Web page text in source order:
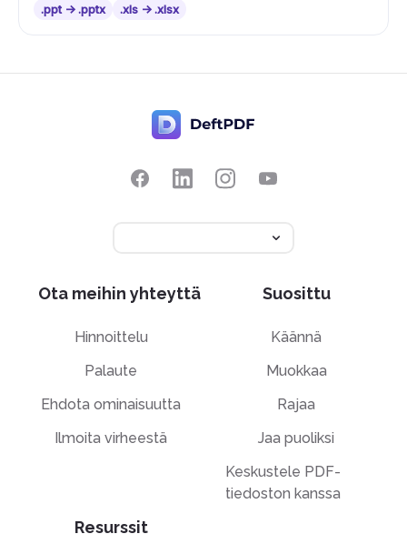
.ppt -> .pptx
.xls -> .xlsx
Ota meihin yhteyttä
Hinnoittelu
Palaute
Ehdota ominaisuutta
Ilmoita virheestä
Resurssit
Suosittu
Käännä
Muokkaa
Rajaa
Jaa puoliksi
Keskustele PDF-
tiedoston kanssa